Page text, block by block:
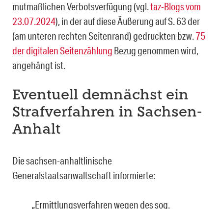
mutmaßlichen Verbotsverfügung (vgl.taz-Blogs vom
23.07.2024), in der auf diese Äußerung auf S. 63 der
(am unteren rechten Seitenrand) gedruckten bzw.75
der digitalen Seitenzählung Bezug genommen wird,
angehängt ist.
Eventuell demnächst ein
Strafverfahren in Sachsen-
Anhalt
Die sachsen-anhaltlinische
Generalstaatsanwaltschaft informierte:
„Ermittlungsverfahren wegen des sog.